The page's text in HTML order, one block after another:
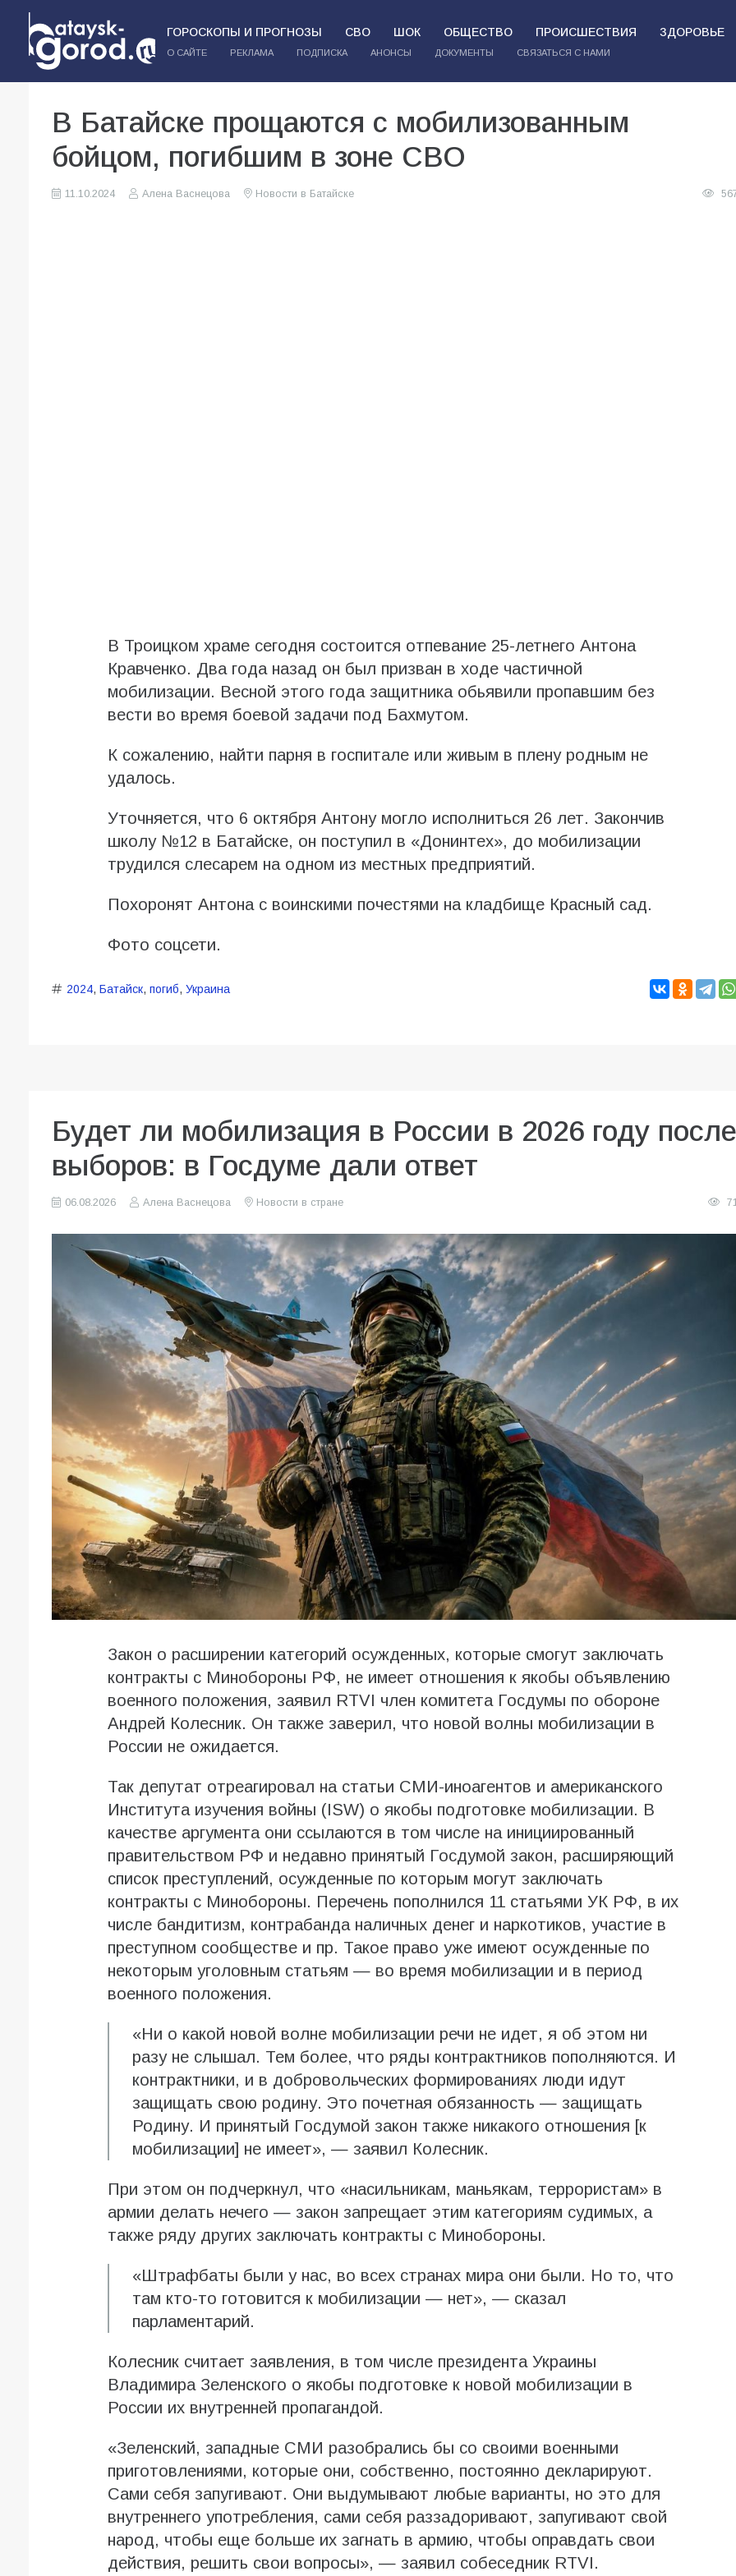
ГОРОСКОПЫ И ПРОГНОЗЫ СВО ШОК ОБЩЕСТВО ПРОИСШЕСТВИЯ ЗДОРОВЬЕ
О САЙТЕ РЕКЛАМА ПОДПИСКА АНОНСЫ ДОКУМЕНТЫ СВЯЗАТЬСЯ С НАМИ
В Батайске прощаются с мобилизованным
бойцом, погибшим в зоне СВО
11.10.2024 Алена Васнецова Новости в Батайске
В Троицком храме сегодня состоится отпевание 25-летнего Антона
Кравченко. Два года назад он был призван в ходе частичной
мобилизации. Весной этого года защитника обьявили пропавшим без
вести во время боевой задачи под Бахмутом.
К сожалению, найти парня в госпитале или живым в плену родным не
удалось.
Уточняется, что 6 октября Антону могло исполниться 26 лет. Закончив
школу №12 в Батайске, он поступил в «Донинтех», до мобилизации
трудился слесарем на одном из местных предприятий.
Похоронят Антона с воинскими почестями на кладбище Красный сад.
Фото соцсети.
2024, Батайск, погиб, Украина
Будет ли мобилизация в России в 2026 году после
выборов: в Госдуме дали ответ
06.08.2026 Алена Васнецова Новости в стране
Закон о расширении категорий осужденных, которые смогут заключать
контракты с Минобороны РФ, не имеет отношения к якобы объявлению
военного положения, заявил RTVI член комитета Госдумы по обороне
Андрей Колесник. Он также заверил, что новой волны мобилизации в
России не ожидается.
Так депутат отреагировал на статьи СМИ-иноагентов и американского
Института изучения войны (ISW) о якобы подготовке мобилизации. В
качестве аргумента они ссылаются в том числе на инициированный
правительством РФ и недавно принятый Госдумой закон, расширяющий
список преступлений, осужденные по которым могут заключать
контракты с Минобороны. Перечень пополнился 11 статьями УК РФ, в их
числе бандитизм, контрабанда наличных денег и наркотиков, участие в
преступном сообществе и пр. Такое право уже имеют осужденные по
некоторым уголовным статьям — во время мобилизации и в период
военного положения.
«Ни о какой новой волне мобилизации речи не идет, я об этом ни
разу не слышал. Тем более, что ряды контрактников пополняются. И
контрактники, и в добровольческих формированиях люди идут
защищать свою родину. Это почетная обязанность — защищать
Родину. И принятый Госдумой закон также никакого отношения [к
мобилизации] не имеет», — заявил Колесник.
При этом он подчеркнул, что «насильникам, маньякам, террористам» в
армии делать нечего — закон запрещает этим категориям судимых, а
также ряду других заключать контракты с Минобороны.
«Штрафбаты были у нас, во всех странах мира они были. Но то, что
там кто-то готовится к мобилизации — нет», — сказал
парламентарий.
Колесник считает заявления, в том числе президента Украины
Владимира Зеленского о якобы подготовке к новой мобилизации в
России их внутренней пропагандой.
«Зеленский, западные СМИ разобрались бы со своими военными
приготовлениями, которые они, собственно, постоянно декларируют.
Сами себя запугивают. Они выдумывают любые варианты, но это для
внутреннего употребления, сами себя раззадоривают, запугивают свой
народ, чтобы еще больше их загнать в армию, чтобы оправдать свои
действия, решить свои вопросы», — заявил собеседник RTVI.